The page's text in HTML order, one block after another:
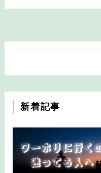
新着記事